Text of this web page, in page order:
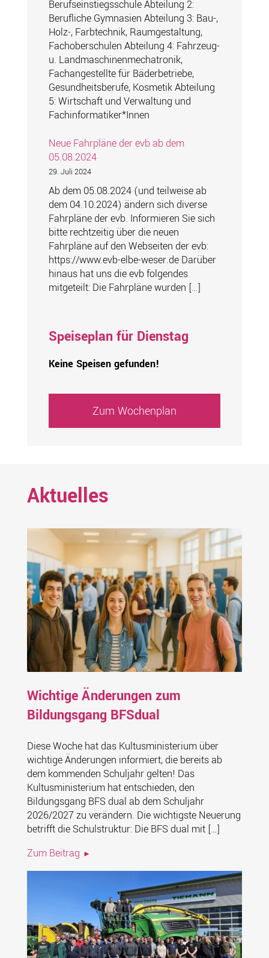
Berufseinstiegsschule Abteilung 2:
Berufliche Gymnasien Abteilung 3: Bau-,
Holz-, Farbtechnik, Raumgestaltung,
Fachoberschulen Abteilung 4: Fahrzeug-
u. Landmaschinenmechatronik,
Fachangestellte für Bäderbetriebe,
Gesundheitsberufe, Kosmetik Abteilung
5: Wirtschaft und Verwaltung und
Fachinformatiker*Innen
Neue Fahrpläne der evb ab dem
05.08.2024
29. Juli 2024
Ab dem 05.08.2024 (und teilweise ab
dem 04.10.2024) ändern sich diverse
Fahrpläne der evb. Informieren Sie sich
bitte rechtzeitig über die neuen
Fahrpläne auf den Webseiten der evb:
https://www.evb-elbe-weser.de Darüber
hinaus hat uns die evb folgendes
mitgeteilt: Die Fahrpläne wurden […]
Speiseplan für Dienstag
Keine Speisen gefunden!
Zum Wochenplan
Aktuelles
Wichtige Änderungen zum
Bildungsgang BFSdual
Diese Woche hat das Kultusministerium über
wichtige Änderungen informiert, die bereits ab
dem kommenden Schuljahr gelten! Das
Kultusministerium hat entschieden, den
Bildungsgang BFS dual ab dem Schuljahr
2026/2027 zu verändern. Die wichtigste Neuerung
betrifft die Schulstruktur: Die BFS dual mit […]
Zum Beitrag